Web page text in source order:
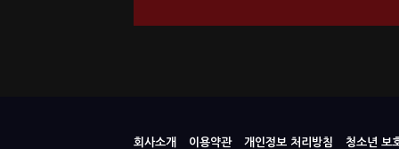
회사소개 이용약관 개인정보 처리방침 청소년 보